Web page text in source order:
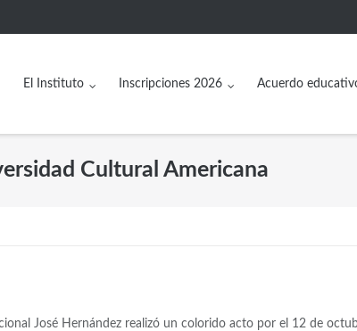
El Instituto Inscripciones 2026 Acuerdo
Cultural Americana
José Hernández realizó un colorido acto por el 12 de